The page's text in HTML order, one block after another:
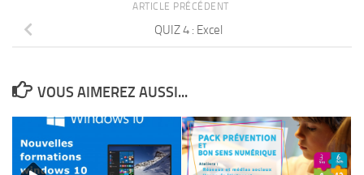
ARTICLE PRÉCÉDENT
QUIZ 4 : Excel
VOUS AIMEREZ AUSSI...